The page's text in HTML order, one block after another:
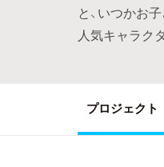
と、いつかお
人気キャラク
プロジェクト